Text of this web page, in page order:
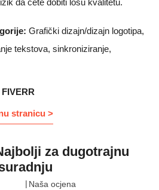
da ćete dobiti lošu kvalitetu.
Grafički dizajn/dizajn logotipa,
tekstova, sinkroniziranje,
stranicu >
za dugotrajnu
Naša ocjena